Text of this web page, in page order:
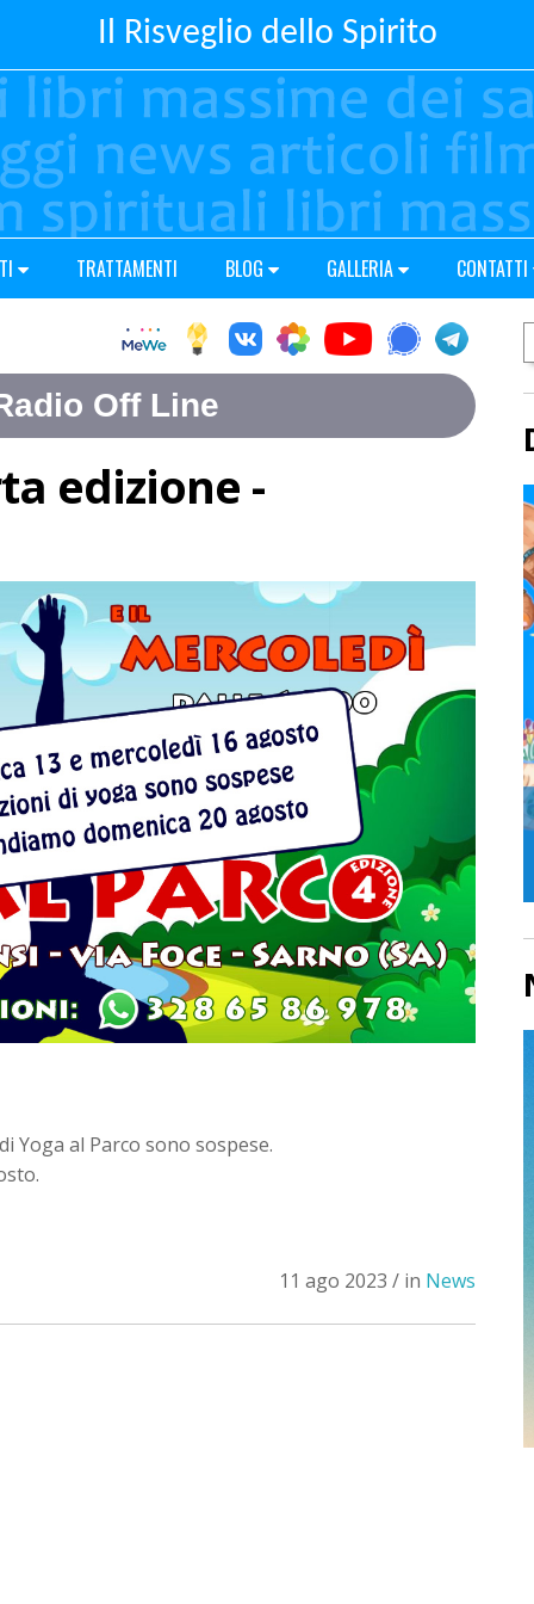
Il Risveglio dello Spirito
TRATTAMENTI BLOG GALLERIA CONTATTI
edizione -
Yoga al Parco sono sospese.
11 ago 2023 / in News